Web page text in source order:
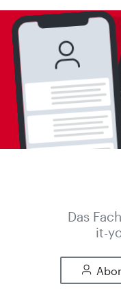
Das
it-